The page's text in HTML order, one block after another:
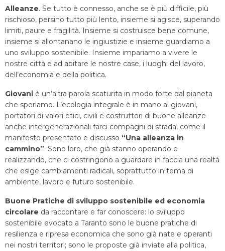
Alleanze. Se tutto è connesso, anche se è più difficile, più
rischioso, persino tutto più lento, insieme si agisce, superando
limiti, paure e fragilità. Insieme si costruisce bene comune,
insieme si allontanano le ingiustizie e insieme guardiamo a
uno sviluppo sostenibile. Insieme impariamo a vivere le
nostre città e ad abitare le nostre case, i luoghi del lavoro,
dell’economia e della politica.
Giovani è un’altra parola scaturita in modo forte dal pianeta
che speriamo. L’ecologia integrale è in mano ai giovani,
portatori di valori etici, civili e costruttori di buone alleanze
anche intergenerazionali farci compagni di strada, come il
manifesto presentato e discusso “Una alleanza in
cammino”. Sono loro, che già stanno operando e
realizzando, che ci costringono a guardare in faccia una realtà
che esige cambiamenti radicali, soprattutto in tema di
ambiente, lavoro e futuro sostenibile.
Buone Pratiche di sviluppo sostenibile ed economia
circolare da raccontare e far conoscere: lo sviluppo
sostenibile evocato a Taranto sono le buone pratiche di
resilienza e ripresa economica che sono già nate e operanti
nei nostri territori; sono le proposte già inviate alla politica,